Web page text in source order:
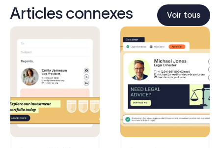
Articles connexes Voir tous